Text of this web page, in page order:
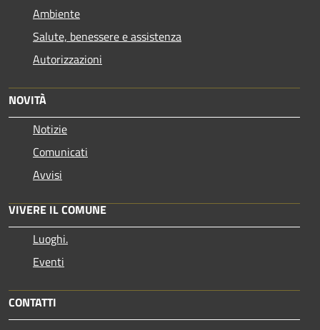
Ambiente
Salute, benessere e assistenza
Autorizzazioni
NOVITÀ
Notizie
Comunicati
Avvisi
VIVERE IL COMUNE
Luoghi.
Eventi
CONTATTI